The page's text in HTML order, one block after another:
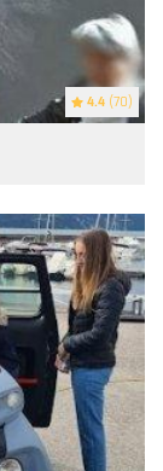
4.4 (70)